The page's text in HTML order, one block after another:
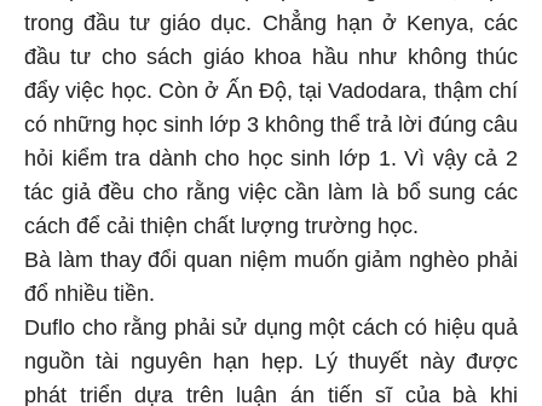
trong đầu tư giáo dục. Chẳng hạn ở Kenya, các
đầu tư cho sách giáo khoa hầu như không thúc
đẩy việc học. Còn ở Ấn Độ, tại Vadodara, thậm chí
có những học sinh lớp 3 không thể trả lời đúng câu
hỏi kiểm tra dành cho học sinh lớp 1. Vì vậy cả 2
tác giả đều cho rằng việc cần làm là bổ sung các
cách để cải thiện chất lượng trường học.
Bà làm thay đổi quan niệm muốn giảm nghèo phải
đổ nhiều tiền.
Duflo cho rằng phải sử dụng một cách có hiệu quả
nguồn tài nguyên hạn hẹp. Lý thuyết này được
phát triển dựa trên luận án tiến sĩ của bà khi